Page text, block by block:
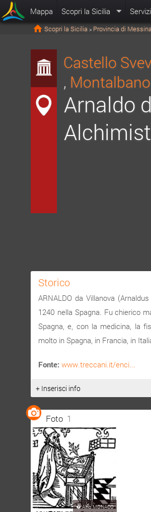
Mappa Scopri la Sicilia Servizi
Scopri la Sicilia > Provincia di Messina
Castello
,
Arnaldo
Storico
ARNALDO da Villanova
1240 nella Spagna. Fu chierico
Spagna, e, con la medicina, la
molto in Spagna, in Francia, in
Fonte:www.treccani.it/enci...
+ Inserisci info
Foto 1
�Alfio MONACO